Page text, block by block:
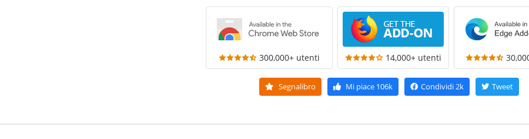
300,000+ utenti 14,000+ utenti
Segnalibro Mi piace 106k Condividi2k Tweet